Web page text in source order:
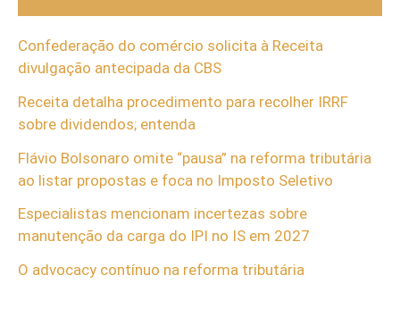
Confederação do comércio solicita à Receita
divulgação antecipada da CBS
Receita detalha procedimento para recolher IRRF
sobre dividendos; entenda
Flávio Bolsonaro omite “pausa” na reforma tributária
ao listar propostas e foca no Imposto Seletivo
Especialistas mencionam incertezas sobre
manutenção da carga do IPI no IS em 2027
O advocacy contínuo na reforma tributária